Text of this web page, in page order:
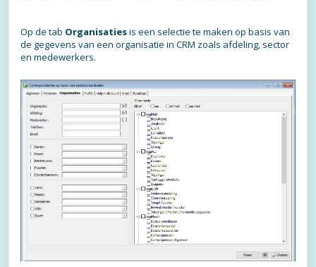
Op de tab Organisatiesis een selectie te maken op basis van
de gegevens van een organisatie in CRM zoals afdeling, sector
en medewerkers.